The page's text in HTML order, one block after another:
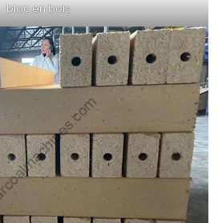
bloc en bois